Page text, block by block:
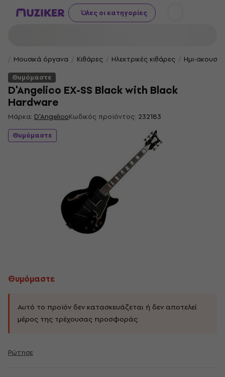
Όλες οι κατηγορίες
Μουσικά όργανα Κιθάρες Ηλεκτρικές κιθάρες
Ημι-
Θυμόμαστε
D'Angelico EX-SS Black with Black
Hardware
Μάρκα: D'AngelicoΚωδικός προϊόντος: 232183
Θυμόμαστε
Θυμόμαστε
Αυτό το προϊόν δεν κατασκευάζεται ή δεν αποτελεί
μέρος της τρέχουσας προσφοράς.
Ρώτησε